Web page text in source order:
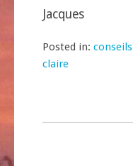
Jacques
Posted in: conseils
claire